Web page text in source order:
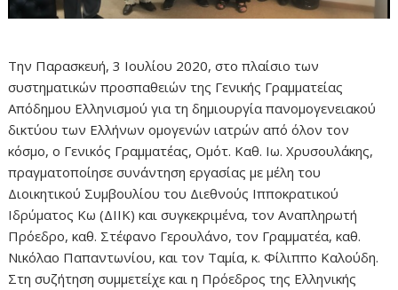
Την Παρασκευή, 3 Ιουλίου 2020, στο πλαίσιο των
συστηματικών προσπαθειών της Γενικής Γραμματείας
Απόδημου Ελληνισμού για τη δημιουργία πανομογενειακού
δικτύου των Ελλήνων ομογενών ιατρών από όλον τον
κόσμο, ο Γενικός Γραμματέας, Ομότ. Καθ. Ιω. Χρυσουλάκης,
πραγματοποίησε συνάντηση εργασίας με μέλη του
Διοικητικού Συμβουλίου του Διεθνούς Ιπποκρατικού
Ιδρύματος Κω (ΔΙΙΚ) και συγκεκριμένα, τον Αναπληρωτή
Πρόεδρο, καθ. Στέφανο Γερουλάνο, τον Γραμματέα, καθ.
Νικόλαο Παπαντωνίου, και τον Ταμία, κ. Φίλιππο Καλούδη.
Στη συζήτηση συμμετείχε και η Πρόεδρος της Ελληνικής